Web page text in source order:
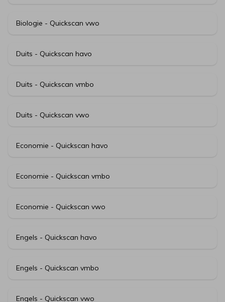
Biologie - Quickscan vwo
Duits - Quickscan havo
Duits - Quickscan vmbo
Duits - Quickscan vwo
Economie - Quickscan havo
Economie - Quickscan vmbo
Economie - Quickscan vwo
Engels - Quickscan havo
Engels - Quickscan vmbo
Engels - Quickscan vwo